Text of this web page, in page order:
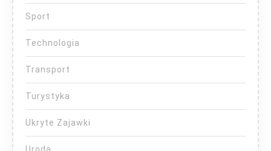
Sport
Technologia
Transport
Turystyka
Ukryte Zajawki